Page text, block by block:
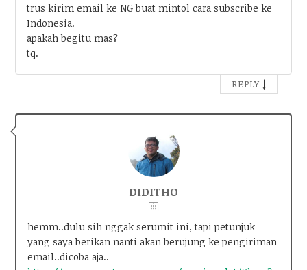
trus kirim email ke NG buat mintol cara subscribe ke
Indonesia.
apakah begitu mas?
tq.
REPLY ↓
DIDITHO
hemm..dulu sih nggak serumit ini, tapi petunjuk
yang saya berikan nanti akan berujung ke pengiriman
email..dicoba aja..